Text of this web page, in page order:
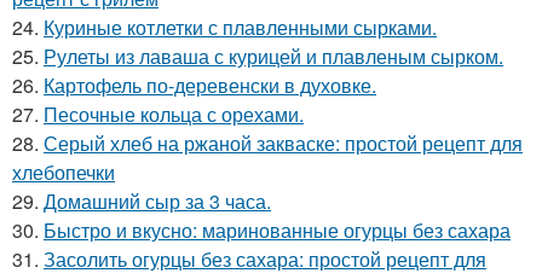
24. Куриные котлетки с плавленными сырками.
25. Рулеты из лаваша с курицей и плавленым сырком.
26. Картофель по-деревенски в духовке.
27. Песочные кольца с орехами.
28. Серый хлеб на ржаной закваске: простой рецепт для
хлебопечки
29. Домашний сыр за 3 часа.
30. Быстро и вкусно: маринованные огурцы без сахара
31. Засолить огурцы без сахара: простой рецепт для